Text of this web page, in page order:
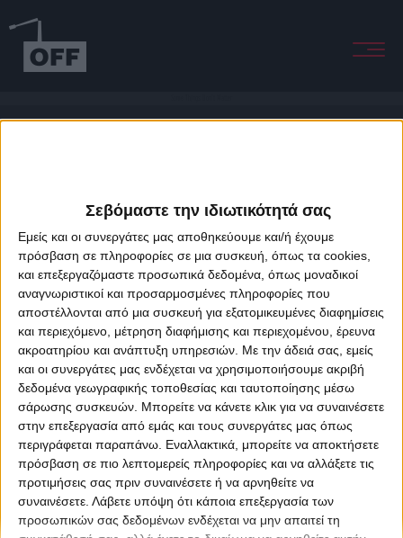
Σεβόμαστε την ιδιωτικότητά σας
Εμείς και οι συνεργάτες μας αποθηκεύουμε και/ή έχουμε
πρόσβαση σε πληροφορίες σε μια συσκευή, όπως τα cookies,
και επεξεργαζόμαστε προσωπικά δεδομένα, όπως μοναδικοί
αναγνωριστικοί και προσαρμοσμένες πληροφορίες που
αποστέλλονται από μια συσκευή για εξατομικευμένες διαφημίσεις
και περιεχόμενο, μέτρηση διαφήμισης και περιεχομένου, έρευνα
ακροατηρίου και ανάπτυξη υπηρεσιών. Με την άδειά σας, εμείς
και οι συνεργάτες μας ενδέχεται να χρησιμοποιήσουμε ακριβή
δεδομένα γεωγραφικής τοποθεσίας και ταυτοποίησης μέσω
σάρωσης συσκευών. Μπορείτε να κάνετε κλικ για να συναινέσετε
στην επεξεργασία από εμάς και τους συνεργάτες μας όπως
περιγράφεται παραπάνω. Εναλλακτικά, μπορείτε να αποκτήσετε
πρόσβαση σε πιο λεπτομερείς πληροφορίες και να αλλάξετε τις
προτιμήσεις σας πριν συναινέσετε ή να αρνηθείτε να
συναινέσετε. Λάβετε υπόψη ότι κάποια επεξεργασία των
προσωπικών σας δεδομένων ενδέχεται να μην απαιτεί τη
About Offradio Business Class Terms & Conditions
Privacy Policy
Designed & developed byporcupine colors&Fotis Alexandrou